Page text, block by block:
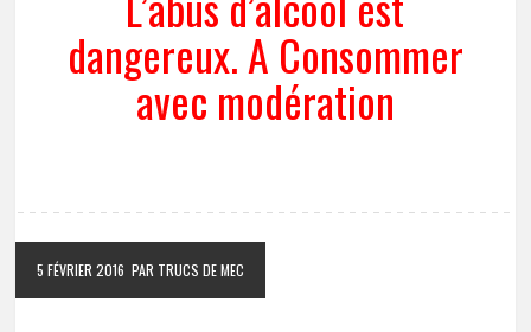
dangereux. A Consommer
avec modération
5 FÉVRIER 2016 PAR TRUCS DE MEC